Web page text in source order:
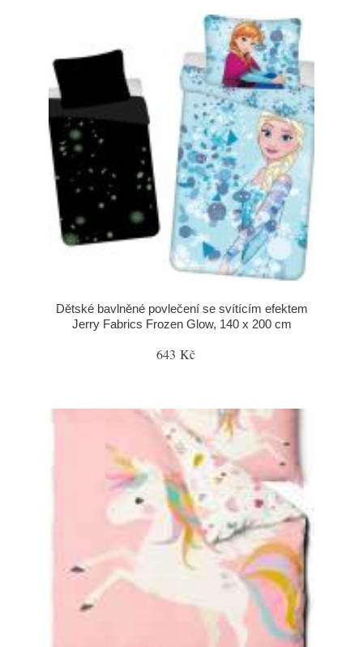
Dětské bavlněné povlečení se svítícím efektem
Jerry Fabrics Frozen Glow, 140 x 200 cm
643 Kč